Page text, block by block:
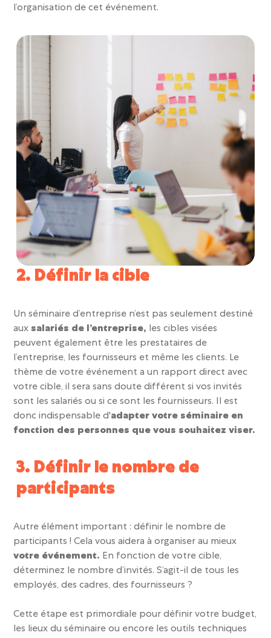
l’organisation de cet événement.
2. Définir la cible
Un séminaire d’entreprise n’est pas seulement destiné
aux salariés de l’entreprise, les cibles visées
peuvent également être les prestataires de
l’entreprise, les fournisseurs et même les clients. Le
thème de votre événement a un rapport direct avec
votre cible, il sera sans doute différent si vos invités
sont les salariés ou si ce sont les fournisseurs. Il est
donc indispensable d'adapter votre séminaire en
fonction des personnes que vous souhaitez viser.
3. Définir le nombre de
participants
Autre élément important : définir le nombre de
participants !Cela vous aidera à organiser au mieux
votre événement. En fonction de votre cible,
déterminez le nombre d’invités. S’agit-il de tous les
employés, des cadres, des fournisseurs ?
Cette étape est primordiale pour définir votre budget,
les lieux du séminaire ou encore les outils techniques